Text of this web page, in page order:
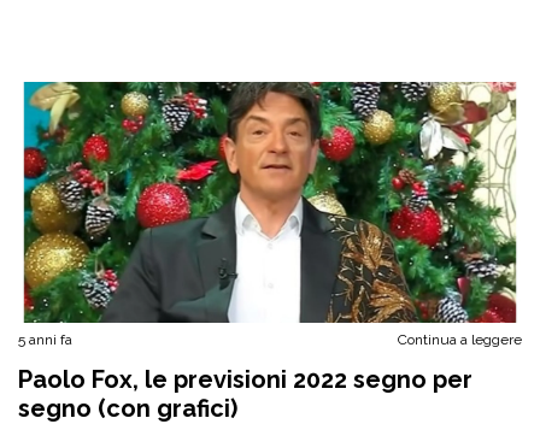
5 anni fa Continua a leggere
Paolo Fox, le previsioni 2022 segno per
segno (con grafici)